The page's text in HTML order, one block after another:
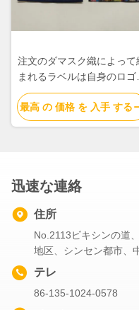
注文のダマスク織によって
まれるラベルは自身のロゴ
編まれた衣服を付ける生地
ラベルに作る
最高 の 価格 を 入手 する
迅速な連絡
住所
No.2113ビキシンの道
地区、シンセン都市、
テレ
86-135-1024-0578